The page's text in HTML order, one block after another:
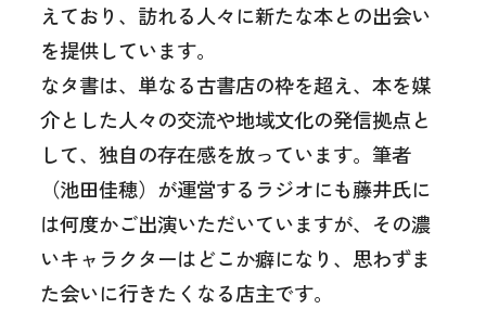
えており、訪れる人々に新たな本との出会い
を提供しています。
なタ書は、単なる古書店の枠を超え、本を媒
介とした人々の交流や地域文化の発信拠点と
して、独自の存在感を放っています。筆者
（池田佳穂）が運営するラジオにも藤井氏に
は何度かご出演いただいていますが、その濃
いキャラクターはどこか癖になり、思わずま
た会いに行きたくなる店主です。